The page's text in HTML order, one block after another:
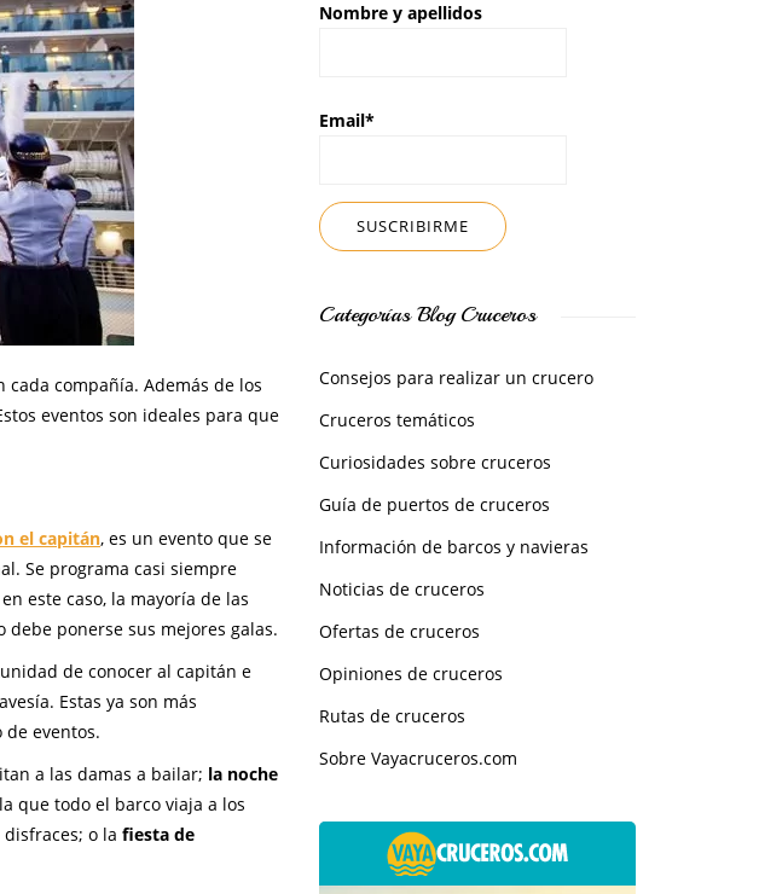
compañía. Además de los
eventos son ideales para que
el capitán, es un evento que se
Se programa casi siempre
este caso, la mayoría de las
ponerse sus mejores galas.
de conocer al capitán e
Estas ya son más
eventos.
a las damas a bailar; la noche
que todo el barco viaja a los
o la fiesta de
Nombre y apellidos
Email*
Categorías Blog Cruceros
Consejos para realizar un crucero
Cruceros temáticos
Curiosidades sobre cruceros
Guía de puertos de cruceros
Información de barcos y navieras
Noticias de cruceros
Ofertas de cruceros
Opiniones de cruceros
Rutas de cruceros
Sobre Vayacruceros.com